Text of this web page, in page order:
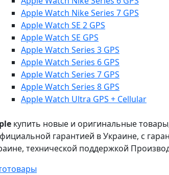
Apple Watch Nike Series 7 GPS
Apple Watch SE 2 GPS
Apple Watch SE GPS
Apple Watch Series 3 GPS
Apple Watch Series 6 GPS
Apple Watch Series 7 GPS
Apple Watch Series 8 GPS
Apple Watch Ultra GPS + Cellular
купить новые и оригинальные
гарантией в Украине, с
технической поддержкой